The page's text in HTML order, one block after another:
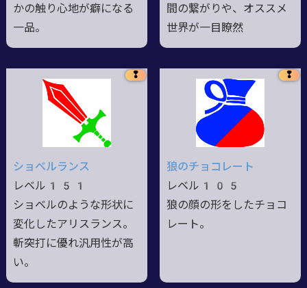
かの触り心地が癖になる
一品。
間の繋がりや、オススメ
世界が一目瞭然
❢
ショベルランス
レベル151
ショベルのような形状に
変化したアリスランス。
斬突打に優れ汎用性が高
い。
❢
狼のチョコレート
レベル105
狼の顔の形をしたチョコ
レート。